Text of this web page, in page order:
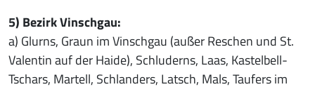
5) Bezirk Vinschgau:
a) Glurns, Graun im Vinschgau (außer Reschen und St.
Valentin auf der Haide), Schluderns, Laas, Kastelbell-
Tschars, Martell, Schlanders, Latsch, Mals, Taufers im